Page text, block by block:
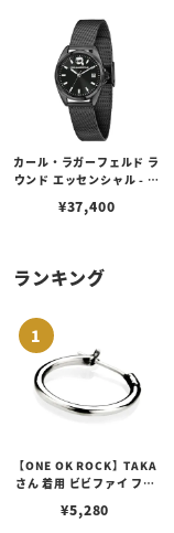
カール・ラガーフェルド ラ
ウンド エッセンシャル - ブ
ダイヤル ブラック メッシ
¥37,400
ランキング
【ONE OK ROCK】TAKA
さん 着用 ビビファイ フー
¥5,280